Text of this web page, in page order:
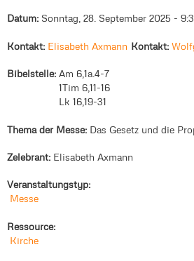
Datum: Sonntag, 28. September 2025 -
Kontakt: Elisabeth Axmann Kontakt:
Bibelstelle: Am 6,1a.4-7
1Tim 6,11-16
Lk 16,19-31
Thema der Messe: Das Gesetz und die
Zelebrant: Elisabeth Axmann
Veranstaltungstyp:
Messe
Ressource:
Kirche